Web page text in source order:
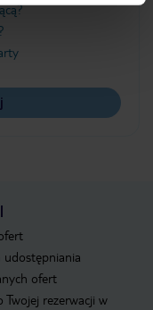
ofert
rezerwacji w